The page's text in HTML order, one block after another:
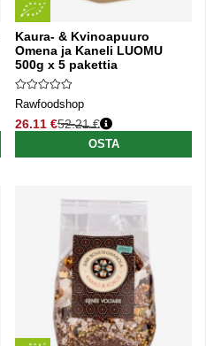
Kaura- & Kvinoapuuro
Omena ja Kaneli LUOMU
500g x 5 pakettia
Rawfoodshop
26.11 €
Normaali hinta
52.21 €
OSTA